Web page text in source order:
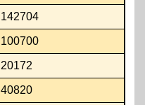
142704
100700
20172
40820